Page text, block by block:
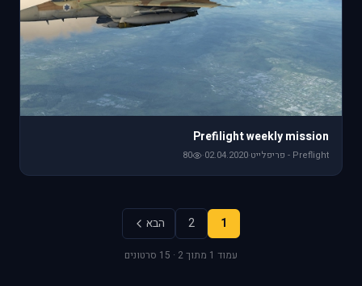
Prefilight weekly mission
Preflight - פריפלייט ·
02.04.2020
·
80
1
2 הבא
עמוד 1 מתוך 2 · 15 סרטונים